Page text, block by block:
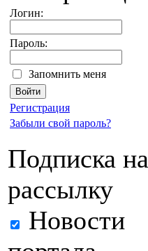
Логин:
Пароль:
Запомнить меня
Регистрация
Забыли свой пароль?
Подписка на
рассылку
Новости